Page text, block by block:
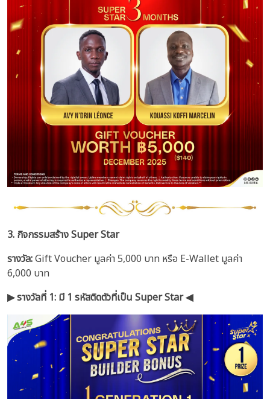
3. กิจกรรมสร้าง Super Star
รางวัล:Gift Voucher มูลค่า 5,000 บาท หรือ E-Wallet มูลค่า
6,000 บาท
▶︎ รางวัลที่ 1: มี 1 รหัสติดตัวที่เป็น Super Star ◀︎